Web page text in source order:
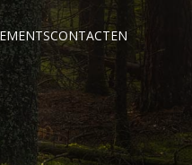
CONTACTEN